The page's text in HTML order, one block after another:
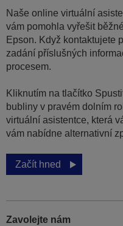
Naše online virtuální
vám pomohla vyřešit
Epson. Když kontaktujete
zadání příslušných
procesem.
Kliknutím na tlačítko
bubliny v pravém dolním
virtuální asistentce, která
vám nabídne alternativní
Začít hned
Zavolejte nám